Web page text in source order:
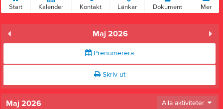
Start Kalender Kontakt Länkar Dokument Mer
Maj 2026
Prenumerera
Skriv ut
Maj 2026 Alla aktiviteter